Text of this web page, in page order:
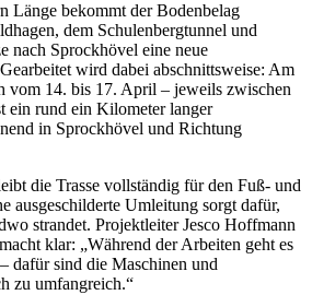
Länge bekommt der Bodenbelag
dem Schulenbergtunnel und
nach Sprockhövel eine neue
wird dabei abschnittsweise: Am
vom 14. bis 17. April – jeweils zwischen
ein rund ein Kilometer langer
in Sprockhövel und Richtung
die Trasse vollständig für den Fuß- und
ausgeschilderte Umleitung sorgt dafür,
strandet. Projektleiter Jesco Hoffmann
klar: „Während der Arbeiten geht es
dafür sind die Maschinen und
zu umfangreich.“